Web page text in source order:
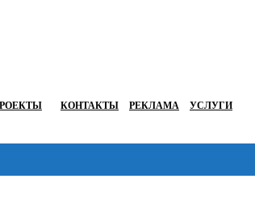
КОНТАКТЫ РЕКЛАМА УСЛУГИ